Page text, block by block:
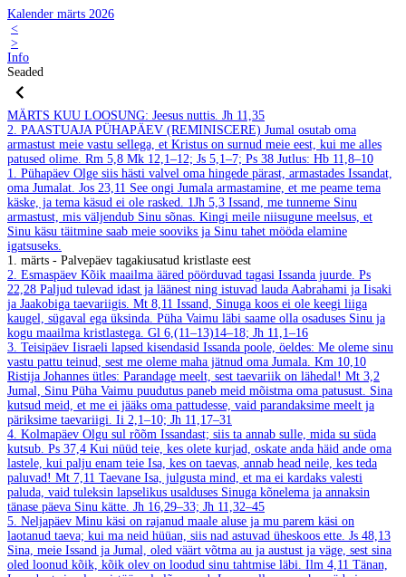
Kalender märts 2026
<
>
Info
Seaded
MÄRTS KUU LOOSUNG: Jeesus nuttis. Jh 11,35
2. PAASTUAJA PÜHAPÄEV (REMINISCERE) Jumal osutab oma
armastust meie vastu sellega, et Kristus on surnud meie eest, kui me alles
patused olime. Rm 5,8 Mk 12,1–12; Js 5,1–7; Ps 38 Jutlus: Hb 11,8–10
1. Pühapäev Olge siis hästi valvel oma hingede pärast, armastades Issandat,
oma Jumalat. Jos 23,11 See ongi Jumala armastamine, et me peame tema
käske, ja tema käsud ei ole rasked. 1Jh 5,3 Issand, me tunneme Sinu
armastust, mis väljendub Sinu sõnas. Kingi meile niisugune meelsus, et
Sinu käsu täitmine saab meie sooviks ja Sinu tahet mööda elamine
igatsuseks.
1. märts - Palvepäev tagakiusatud kristlaste eest
2. Esmaspäev Kõik maailma ääred pöörduvad tagasi Issanda juurde. Ps
22,28 Paljud tulevad idast ja läänest ning istuvad lauda Aabrahami ja Iisaki
ja Jaakobiga taevariigis. Mt 8,11 Issand, Sinuga koos ei ole keegi liiga
kaugel, sügaval ega üksinda. Püha Vaimu läbi saame olla osaduses Sinu ja
kogu maailma kristlastega. Gl 6,(11–13)14–18; Jh 11,1–16
3. Teisipäev Iisraeli lapsed kisendasid Issanda poole, öeldes: Me oleme sinu
vastu pattu teinud, sest me oleme maha jätnud oma Jumala. Km 10,10
Ristija Johannes ütles: Parandage meelt, sest taevariik on lähedal! Mt 3,2
Jumal, Sinu Püha Vaimu puudutus paneb meid mõistma oma patusust. Sina
kutsud meid, et me ei jääks oma pattudesse, vaid parandaksime meelt ja
päriksime taevariigi. Ii 2,1–10; Jh 11,17–31
4. Kolmapäev Olgu sul rõõm Issandast; siis ta annab sulle, mida su süda
kutsub. Ps 37,4 Kui nüüd teie, kes olete kurjad, oskate anda häid ande oma
lastele, kui palju enam teie Isa, kes on taevas, annab head neile, kes teda
paluvad! Mt 7,11 Taevane Isa, julgusta mind, et ma ei kardaks valesti
paluda, vaid tuleksin lapselikus usalduses Sinuga kõnelema ja annaksin
tänase päeva Sinu kätte. Jh 16,29–33; Jh 11,32–45
5. Neljapäev Minu käsi on rajanud maale aluse ja mu parem käsi on
laotanud taeva; kui ma neid hüüan, siis nad astuvad üheskoos ette. Js 48,13
Sina, meie Issand ja Jumal, oled väärt võtma au ja austust ja väge, sest sina
oled loonud kõik, kõik olev on loodud sinu tahtmise läbi. Ilm 4,11 Tänan,